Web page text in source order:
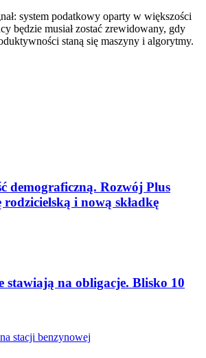
system podatkowy oparty w większości
będzie musiał zostać zrewidowany, gdy
staną się maszyny i algorytmy.
demograficzną. Rozwój Plus
i nową składkę
stawiają na obligacje. Blisko 10